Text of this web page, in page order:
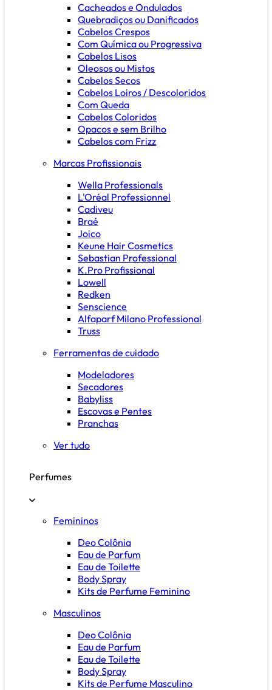
Cacheados e Ondulados
Quebradiços ou Danificados
Cabelos Crespos
Com Química ou Progressiva
Cabelos Lisos
Oleosos ou Mistos
Cabelos Secos
Cabelos Loiros / Descoloridos
Com Queda
Cabelos Coloridos
Opacos e sem Brilho
Cabelos com Frizz
Marcas Profissionais
Wella Professionals
L'Oréal Professionnel
Cadiveu
Braé
Joico
Keune Hair Cosmetics
Sebastian Professional
K.Pro Profissional
Lowell
Redken
Senscience
Alfaparf Milano Professional
Truss
Ferramentas de cuidado
Modeladores
Secadores
Babyliss
Escovas e Pentes
Pranchas
Ver tudo
Perfumes
Femininos
Deo Colônia
Eau de Parfum
Eau de Toilette
Body Spray
Kits de Perfume Feminino
Masculinos
Deo Colônia
Eau de Parfum
Eau de Toilette
Body Spray
Kits de Perfume Masculino